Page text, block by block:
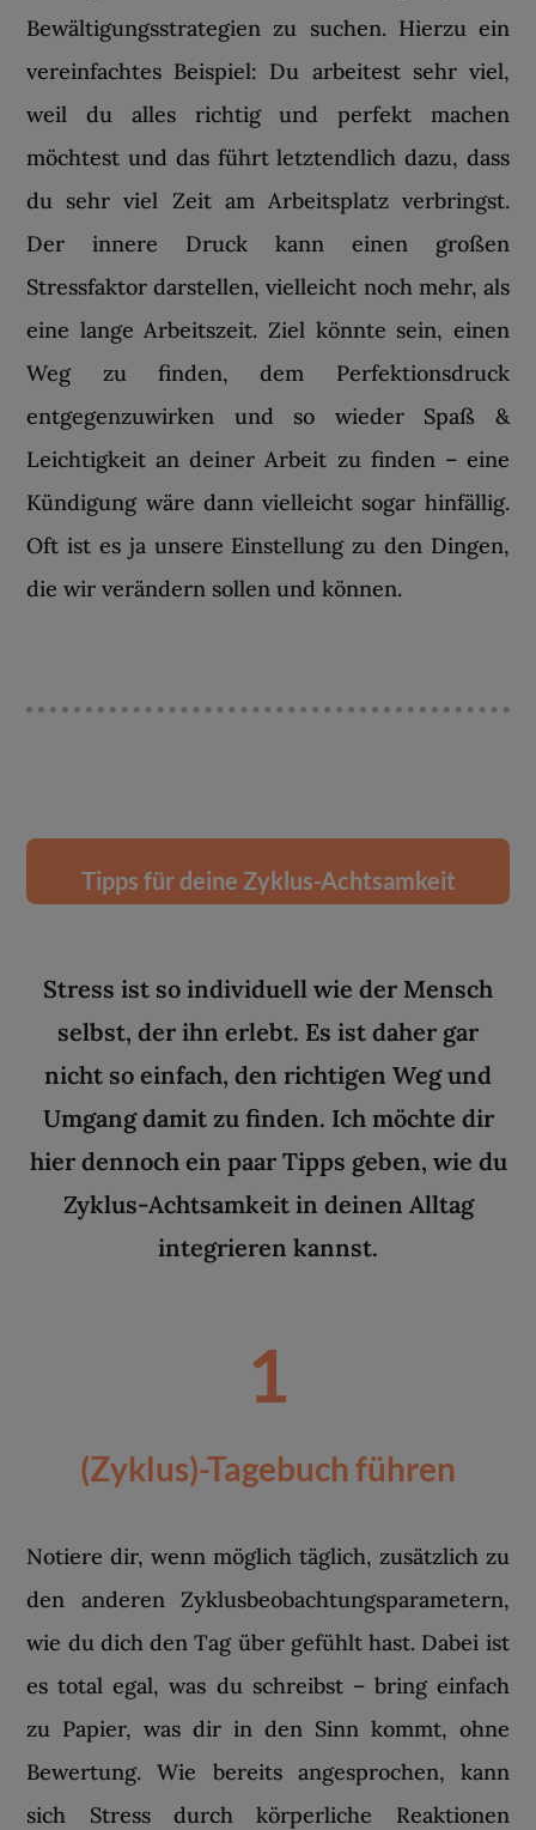
Bewältigungsstrategien zu suchen. Hierzu ein
vereinfachtes Beispiel: Du arbeitest sehr viel,
weil du alles richtig und perfekt machen
möchtest und das führt letztendlich dazu, dass
du sehr viel Zeit am Arbeitsplatz verbringst.
Der innere Druck kann einen großen
Stressfaktor darstellen, vielleicht noch mehr, als
eine lange Arbeitszeit. Ziel könnte sein, einen
Weg zu finden, dem Perfektionsdruck
entgegenzuwirken und so wieder Spaß &
Leichtigkeit an deiner Arbeit zu finden – eine
Kündigung wäre dann vielleicht sogar hinfällig.
Oft ist es ja unsere Einstellung zu den Dingen,
die wir verändern sollen und können.
Tipps für deine Zyklus-Achtsamkeit
Stress ist so individuell wie der Mensch
selbst, der ihn erlebt. Es ist daher gar
nicht so einfach, den richtigen Weg und
Umgang damit zu finden. Ich möchte dir
hier dennoch ein paar Tipps geben, wie du
Zyklus-Achtsamkeit in deinen Alltag
integrieren kannst.
1
(Zyklus)-Tagebuch führen
Notiere dir, wenn möglich täglich, zusätzlich zu
den anderen Zyklusbeobachtungsparametern,
wie du dich den Tag über gefühlt hast. Dabei ist
es total egal, was du schreibst – bring einfach
zu Papier, was dir in den Sinn kommt, ohne
Bewertung. Wie bereits angesprochen, kann
sich Stress durch körperliche Reaktionen